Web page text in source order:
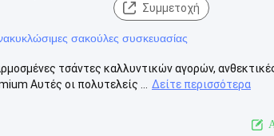
Συμμετοχή
σακούλες συσκευασίας
τσάντες καλλυντικών αγορών,
Αυτές οι πολυτελείς ...
Δείτε περισσότερα